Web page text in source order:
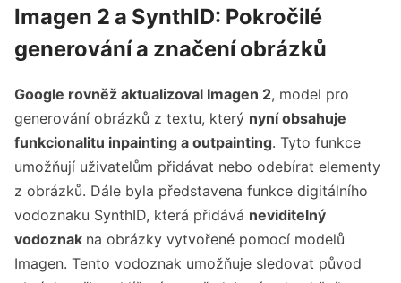
Imagen 2 a SynthID: Pokročilé
generování a značení obrázků
Google rovněž aktualizoval Imagen 2, model pro
generování obrázků z textu, který nyní obsahuje
funkcionalitu inpainting a outpainting. Tyto funkce
umožňují uživatelům přidávat nebo odebírat elementy
z obrázků. Dále byla představena funkce digitálního
vodoznaku SynthID, která přidává neviditelný
vodoznak na obrázky vytvořené pomocí modelů
Imagen. Tento vodoznak umožňuje sledovat původ